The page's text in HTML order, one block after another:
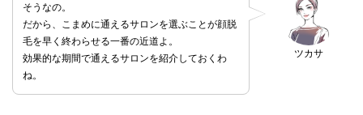
ツカサ
そうなの。
だから、こまめに通えるサロンを選ぶことが顔脱
毛を早く終わらせる一番の近道よ。
効果的な期間で通えるサロンを紹介しておくわ
ね。